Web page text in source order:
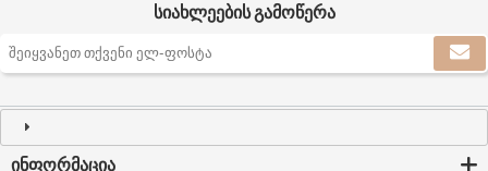
ᲡᲘᲐᲮᲚᲔᲔᲑᲘᲡ ᲒᲐᲛᲝᲬᲔᲠᲐ
ᲘᲜᲤᲝᲠᲛᲐᲪᲘᲐ